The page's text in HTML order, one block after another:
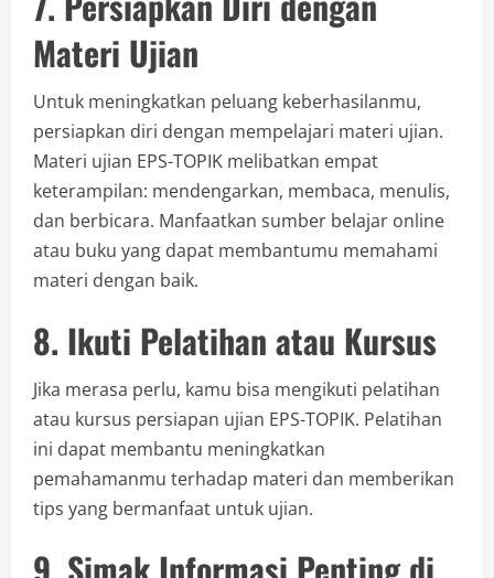
Materi Ujian
Untuk meningkatkan peluang keberhasilanmu,
persiapkan diri dengan mempelajari materi ujian.
Materi ujian EPS-TOPIK melibatkan empat
keterampilan: mendengarkan, membaca, menulis,
dan berbicara. Manfaatkan sumber belajar online
atau buku yang dapat membantumu memahami
materi dengan baik.
8. Ikuti Pelatihan atau Kursus
Jika merasa perlu, kamu bisa mengikuti pelatihan
atau kursus persiapan ujian EPS-TOPIK. Pelatihan
ini dapat membantu meningkatkan
pemahamanmu terhadap materi dan memberikan
tips yang bermanfaat untuk ujian.